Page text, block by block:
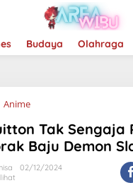
Budaya Olahraga
AnimeLouis
Tak
Sengaja
Rilis
Koleksi
Tak Sengaja
Baju Demon
02/12/2024